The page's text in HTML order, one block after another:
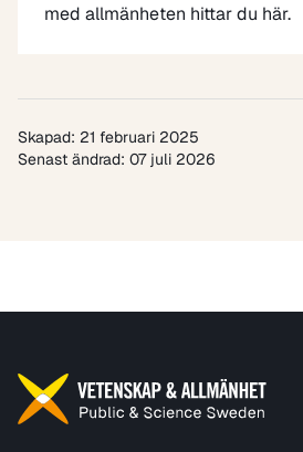
med allmänheten hittar du här.
Skapad: 21 februari 2025
Senast ändrad: 07 juli 2026